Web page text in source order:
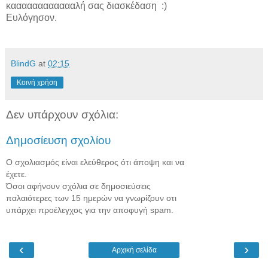
κααααααααααααλή σας διασκέδαση :)
Ευλόγησον.
BlindG at 02:15
Κοινή χρήση
Δεν υπάρχουν σχόλια:
Δημοσίευση σχολίου
Ο σχολιασμός είναι ελεύθερος ότι άποψη και να
έχετε.
Όσοι αφήνουν σχόλια σε δημοσιεύσεις
παλαιότερες των 15 ημερών να γνωρίζουν οτι
υπάρχει προέλεγχος για την αποφυγή spam.
‹ ›
Αρχική σελίδα